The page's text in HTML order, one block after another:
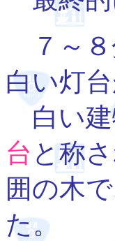
７～８
白い灯
白い建
台 と称
囲の木
た。